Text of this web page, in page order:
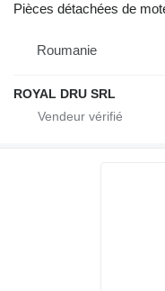
Pièces détachées de
Roumanie
ROYAL DRU SRL